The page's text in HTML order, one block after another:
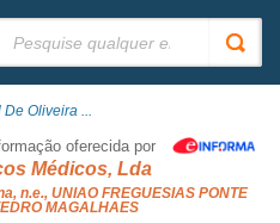
De Oliveira ...
oferecida por
Médicos, Lda
n.e., UNIAO FREGUESIAS PONTE
MAGALHAES